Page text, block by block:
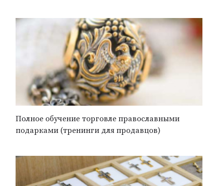
Полное обучение торговле православными
подарками (тренинги для продавцов)